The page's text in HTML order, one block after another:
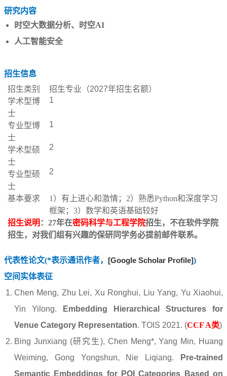
研究内容
时空大数据分析、时空AI
人工智能安全
招生信息
招生类别
招生专业（2027年招生名额）
学术型博
士
1
专业型博
士
1
学术型硕
士
2
专业型硕
士
2
基本要求 1 ）有上进心和激情；2）熟悉Python和深度学习
框架；3）数学和英语基础较好
招生说明 ：27年在密码科学与工程学院招生，不在软件学院
招生，对我们组有兴趣的保研同学务必提前邮件联系。
代表性论文(*表示通讯作者， [Google Scholar Profile])
空间实体表征
Chen Meng, Zhu Lei, Xu Ronghui, Liu Yang, Yu Xiaohui,
Yin Yilong.
Embedding Hierarchical Structures for
Venue Category Representation. TOIS 2021. (CCF A类)
Bing Junxiang (研究生), Chen Meng*, Yang Min, Huang
Weiming, Gong Yongshun, Nie Liqiang.
Pre-trained
Semantic Embeddings for POI Categories Based on